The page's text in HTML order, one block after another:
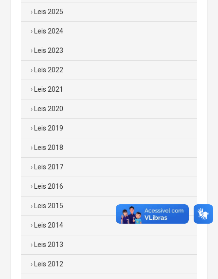
Leis 2025
Leis 2024
Leis 2023
Leis 2022
Leis 2021
Leis 2020
Leis 2019
Leis 2018
Leis 2017
Leis 2016
Leis 2015
Leis 2014
Leis 2013
Leis 2012